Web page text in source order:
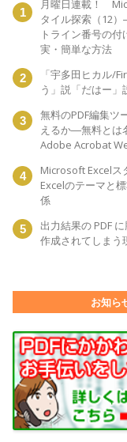
月曜日連載！
タイル探索（12
トライン番号の
実・簡単な方法
「宇多田ヒカル/
う」説「だはー」
無料のPDF編集ツ
えるか―無料とは
Adobe Acrobat
Microsoft Excelス
Excelのテーマと
係
出力結果の PDF
作成されてしまう
お知ら